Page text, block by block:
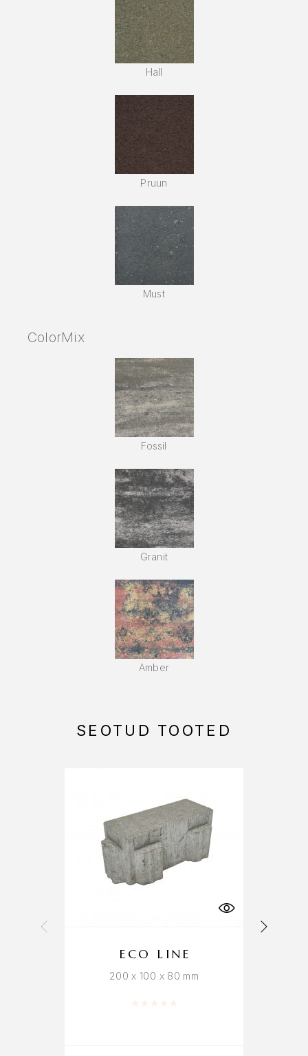
Hall
Pruun
Must
ColorMix
Fossil
Granit
Amber
SEOTUD TOOTED
ECO LINE
200 x 100 x 80 mm